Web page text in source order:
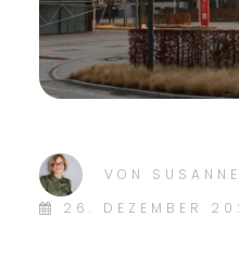
VON
26. DEZEMBER